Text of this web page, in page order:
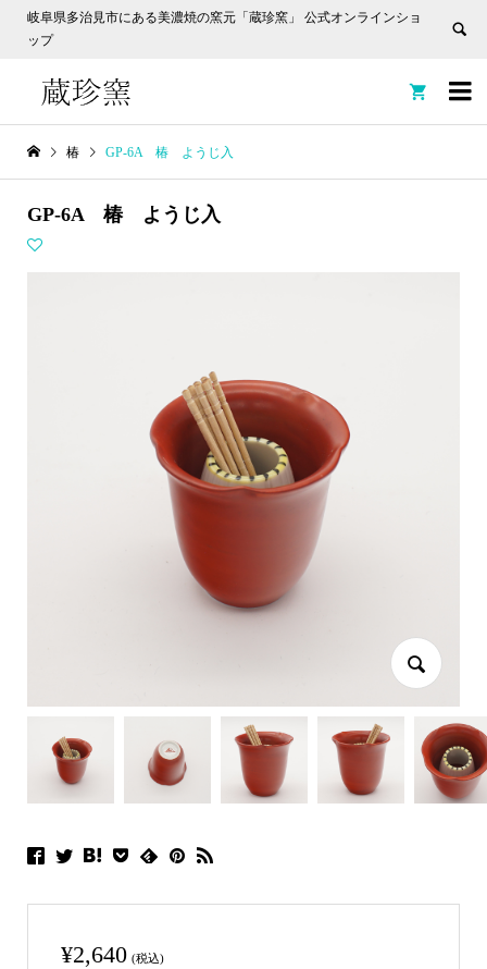
岐阜県多治見市にある美濃焼の窯元「蔵珍窯」 公式オンラインショ
ップ


椿 GP-6A 椿 ようじ入
GP-6A 椿 ようじ入
¥2,640 (税込)